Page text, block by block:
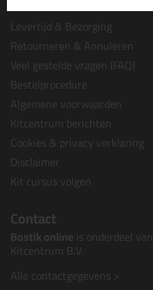
Acties
Levertijd & Bezorging
Retourneren & Annuleren
Veel gestelde vragen (FAQ)
Bestelprocedure
Algemene voorwaarden
Kitcentrum berichten
Cookies & privacy verklaring
Disclaimer
Kit cursus volgen
Contact
Bostik online is onderdeel van
Kitcentrum B.V.
Alle contactgegevens >